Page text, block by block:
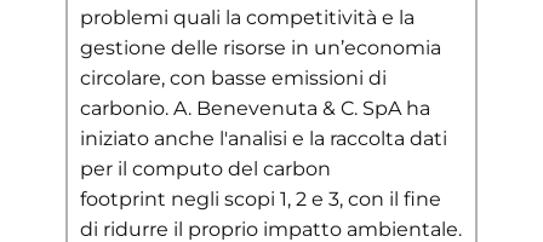
problemi quali la competitività e la
gestione delle risorse in un’economia
circolare, con basse emissioni di
carbonio. A. Benevenuta & C. SpA ha
iniziato anche l'analisi e la raccolta dati
per il computo del carbon
footprint negli scopi 1, 2 e 3, con il fine
di ridurre il proprio impatto ambientale.